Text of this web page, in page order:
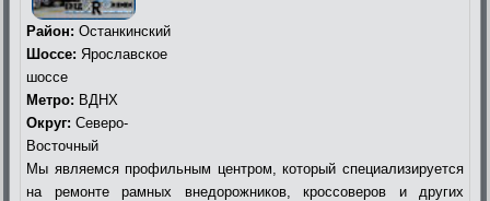
Район: Останкинский
Шоссе: Ярославское
шоссе
Метро: ВДНХ
Округ: Северо-
Восточный
Мы являемся профильным центром, который специализируется
на ремонте рамных внедорожников, кроссоверов и других